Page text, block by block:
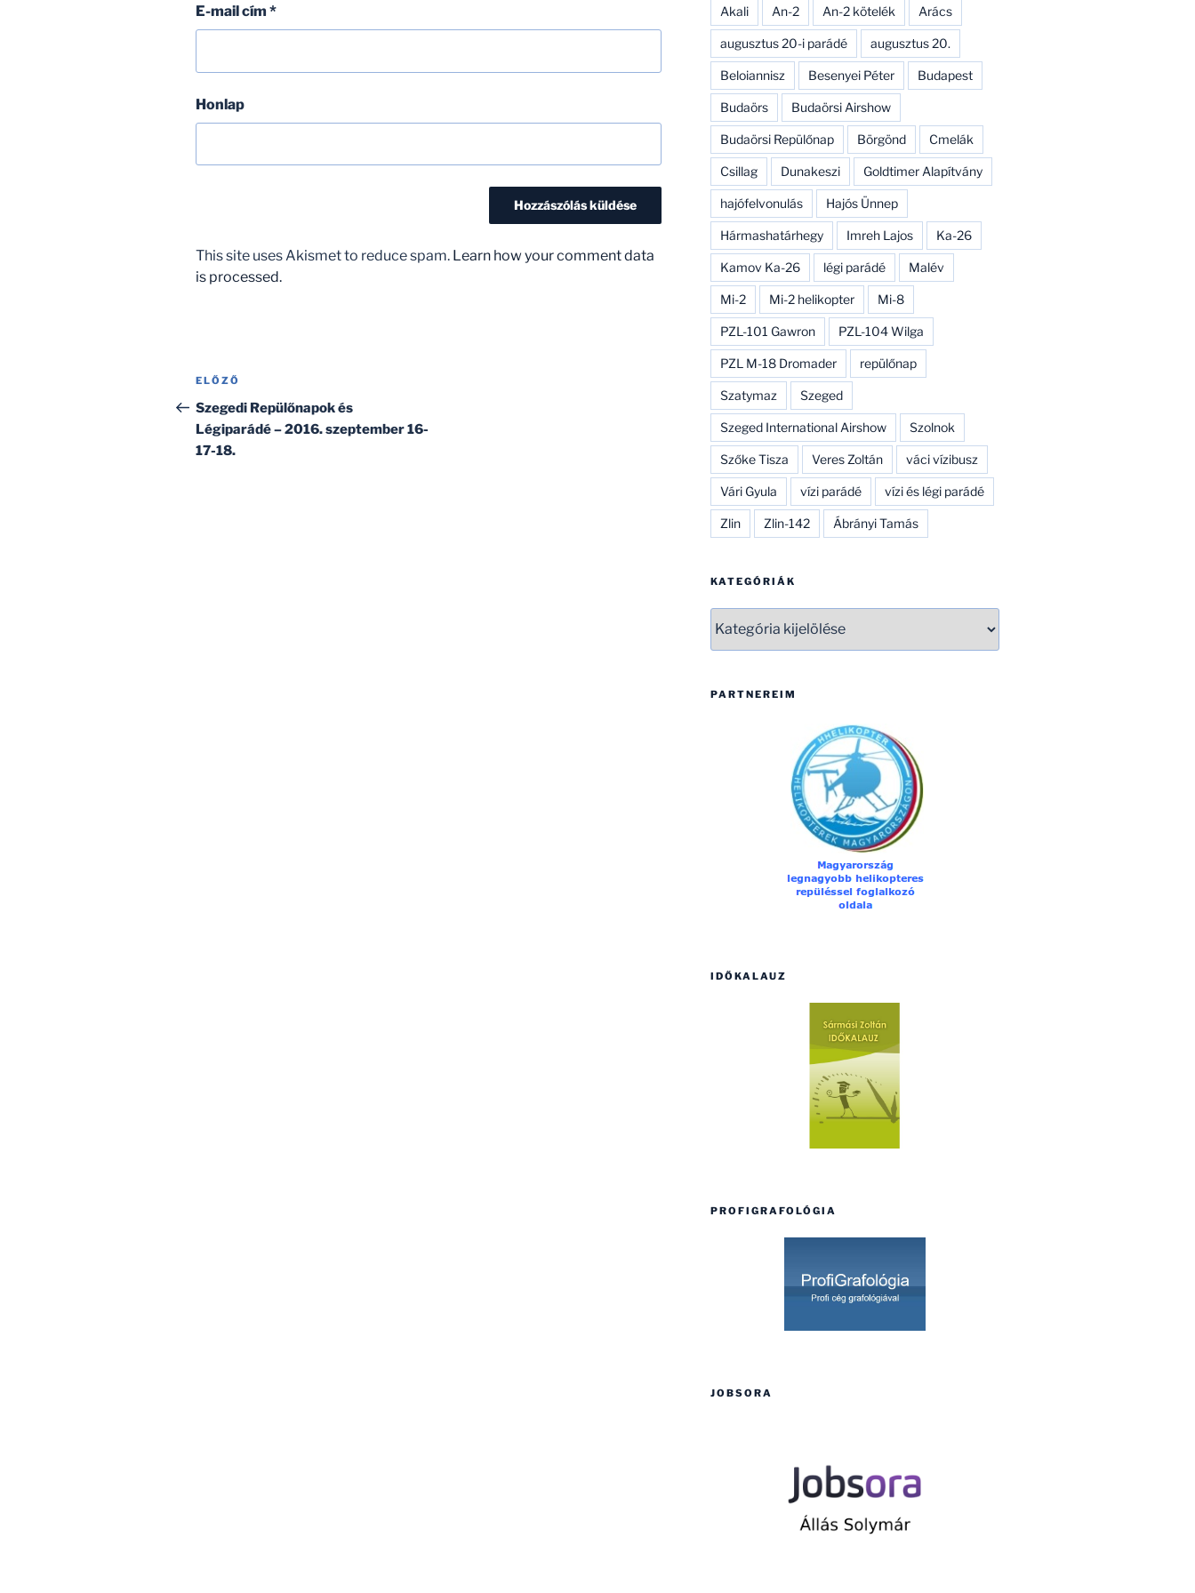
E-mail cím *
Honlap
This site uses Akismet to reduce spam. Learn how your comment data
is processed.
Bejegyzés
navigáció
Korábbi
bejegyzés
ELŐZŐ
Szegedi Repülőnapok és
Légiparádé – 2016. szeptember 16-
17-18.
Akali An-2 An-2 kötelék Arács
augusztus 20-i parádé augusztus 20.
Beloiannisz Besenyei Péter Budapest
Budaörs Budaörsi Airshow
Budaörsi Repülőnap Börgönd Cmelák
Csillag Dunakeszi Goldtimer Alapítvány
hajófelvonulás Hajós Ünnep
Hármashatárhegy Imreh Lajos Ka-26
Kamov Ka-26 légi parádé Malév
Mi-2 Mi-2 helikopter Mi-8
PZL-101 Gawron PZL-104 Wilga
PZL M-18 Dromader repülőnap
Szatymaz Szeged
Szeged International Airshow Szolnok
Szőke Tisza Veres Zoltán váci vízibusz
Vári Gyula vízi parádé vízi és légi parádé
Zlin Zlin-142 Ábrányi Tamás
KATEGÓRIÁK
PARTNEREIM
IDŐKALAUZ
PROFIGRAFOLÓGIA
JOBSORA